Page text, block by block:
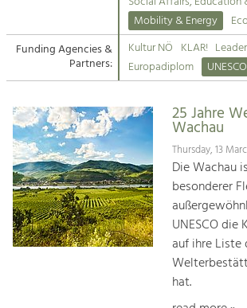
Suche
Impressum
Kontakt
Tourism
Offer Development and Positioning
Art & Culture
Crafts, Science and Research.
Social Affairs, Education
& Identity
Equality, Youth and Integration.
Climate Change, Public Transport and
Mobility & Energy
Funding Agencies &
Partners:
Kultur NÖ KLAR! Leader
Europadiplom
UNESCO
25 Jahre
Wachau
Thursday, 13
Die Wachau
besonderer
UNESCO die
auf ihre Liste
hat.